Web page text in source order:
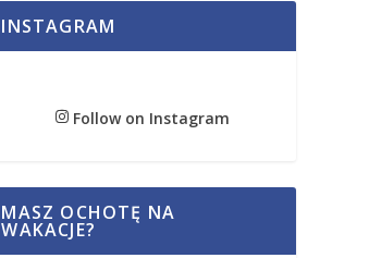
INSTAGRAM
Follow on Instagram
MASZ OCHOTĘ NA
WAKACJE?